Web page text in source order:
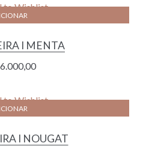
to Wishlist
I MENTA
to Wishlist
I NOUGAT